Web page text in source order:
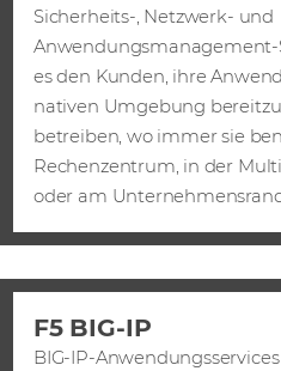
Sicherheits-, Netzwerk- und
Anwendungsmanagement-
es den Kunden, ihre
nativen Umgebung
betreiben, wo immer sie
Rechenzentrum, in der
oder am
F5 BIG-IP
BIG-IP-